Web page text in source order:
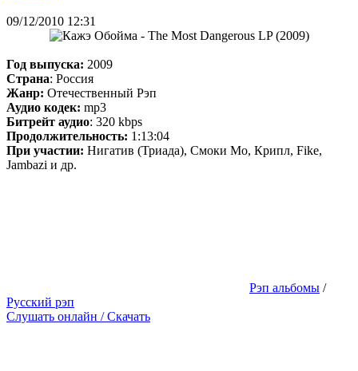
09/12/2010 12:31
Год выпуска: 2009
Страна: Россия
Жанр: Отечественный Рэп
Аудио кодек: mp3
Битрейт аудио: 320 kbps
Продолжительность: 1:13:04
При участии: Нигатив (Триада), Смоки Мо, Крипл, Fike,
Jambazi и др.
Рэп альбомы /
Русский рэп
Слушать онлайн / Скачать